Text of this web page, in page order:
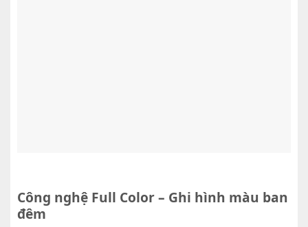
Công nghệ Full Color – Ghi hình màu ban
đêm